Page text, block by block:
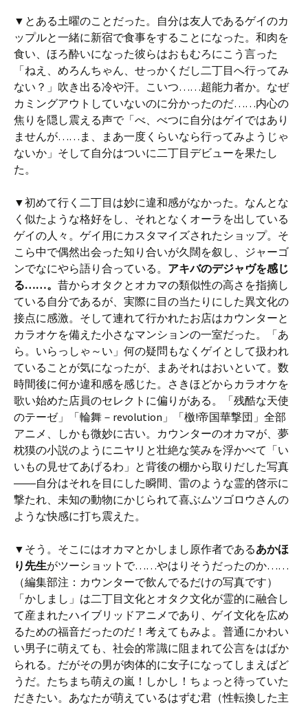
▼とある土曜のことだった。自分は友人であるゲイのカ
ップルと一緒に新宿で食事をすることになった。和肉を
食い、ほろ酔いになった彼らはおもむろにこう言った
「ねえ、めろんちゃん、せっかくだし二丁目へ行ってみ
ない？」吹き出る冷や汗。こいつ……超能力者か。なぜ
カミングアウトしていないのに分かったのだ……内心の
焦りを隠し震える声で「べ、べつに自分はゲイではあり
ませんが……ま、まあ一度くらいなら行ってみようじゃ
ないか」そして自分はついに二丁目デビューを果たし
た。
▼初めて行く二丁目は妙に違和感がなかった。なんとな
く似たような格好をし、それとなくオーラを出している
ゲイの人々。ゲイ用にカスタマイズされたショップ。そ
こら中で偶然出会った知り合いが久闊を叙し、ジャーゴ
ンでなにやら語り合っている。 アキバのデジャヴを感じ
る……。 昔からオタクとオカマの類似性の高さを指摘し
ている自分であるが、実際に目の当たりにした異文化の
接点に感激。そして連れて行かれたお店はカウンターと
カラオケを備えた小さなマンションの一室だった。「あ
ら。いらっしゃ～い」何の疑問もなくゲイとして扱われ
ていることが気になったが、まあそれはおいといて。数
時間後に何か違和感を感じた。さきほどからカラオケを
歌い始めた店員のセレクトに偏りがある。「残酷な天使
のテーゼ」「輪舞－revolution」「檄!帝国華撃団」全部
アニメ、しかも微妙に古い。カウンターのオカマが、夢
枕獏の小説のようにニヤリと壮絶な笑みを浮かべて「い
いもの見せてあげるわ」と背後の棚から取りだした写真
――自分はそれを目にした瞬間、雷のような霊的啓示に
撃たれ、未知の動物にかじられて喜ぶムツゴロウさんの
ような快感に打ち震えた。
▼そう。そこにはオカマとかしまし原作者であるあかほ
り先生がツーショットで……やはりそうだったのか……
（編集部注：カウンターで飲んでるだけの写真です）
「かしまし」は二丁目文化とオタク文化が霊的に融合し
て産まれたハイブリッドアニメであり、ゲイ文化を広め
るための福音だったのだ！考えてもみよ。普通にかわい
い男子に萌えても、社会的常識に阻まれて公言をはばか
られる。だがその男が肉体的に女子になってしまえばど
うだ。たちまち萌えの嵐！しかし！ちょっと待っていた
だきたい。あなたが萌えているはずむ君（性転換した主